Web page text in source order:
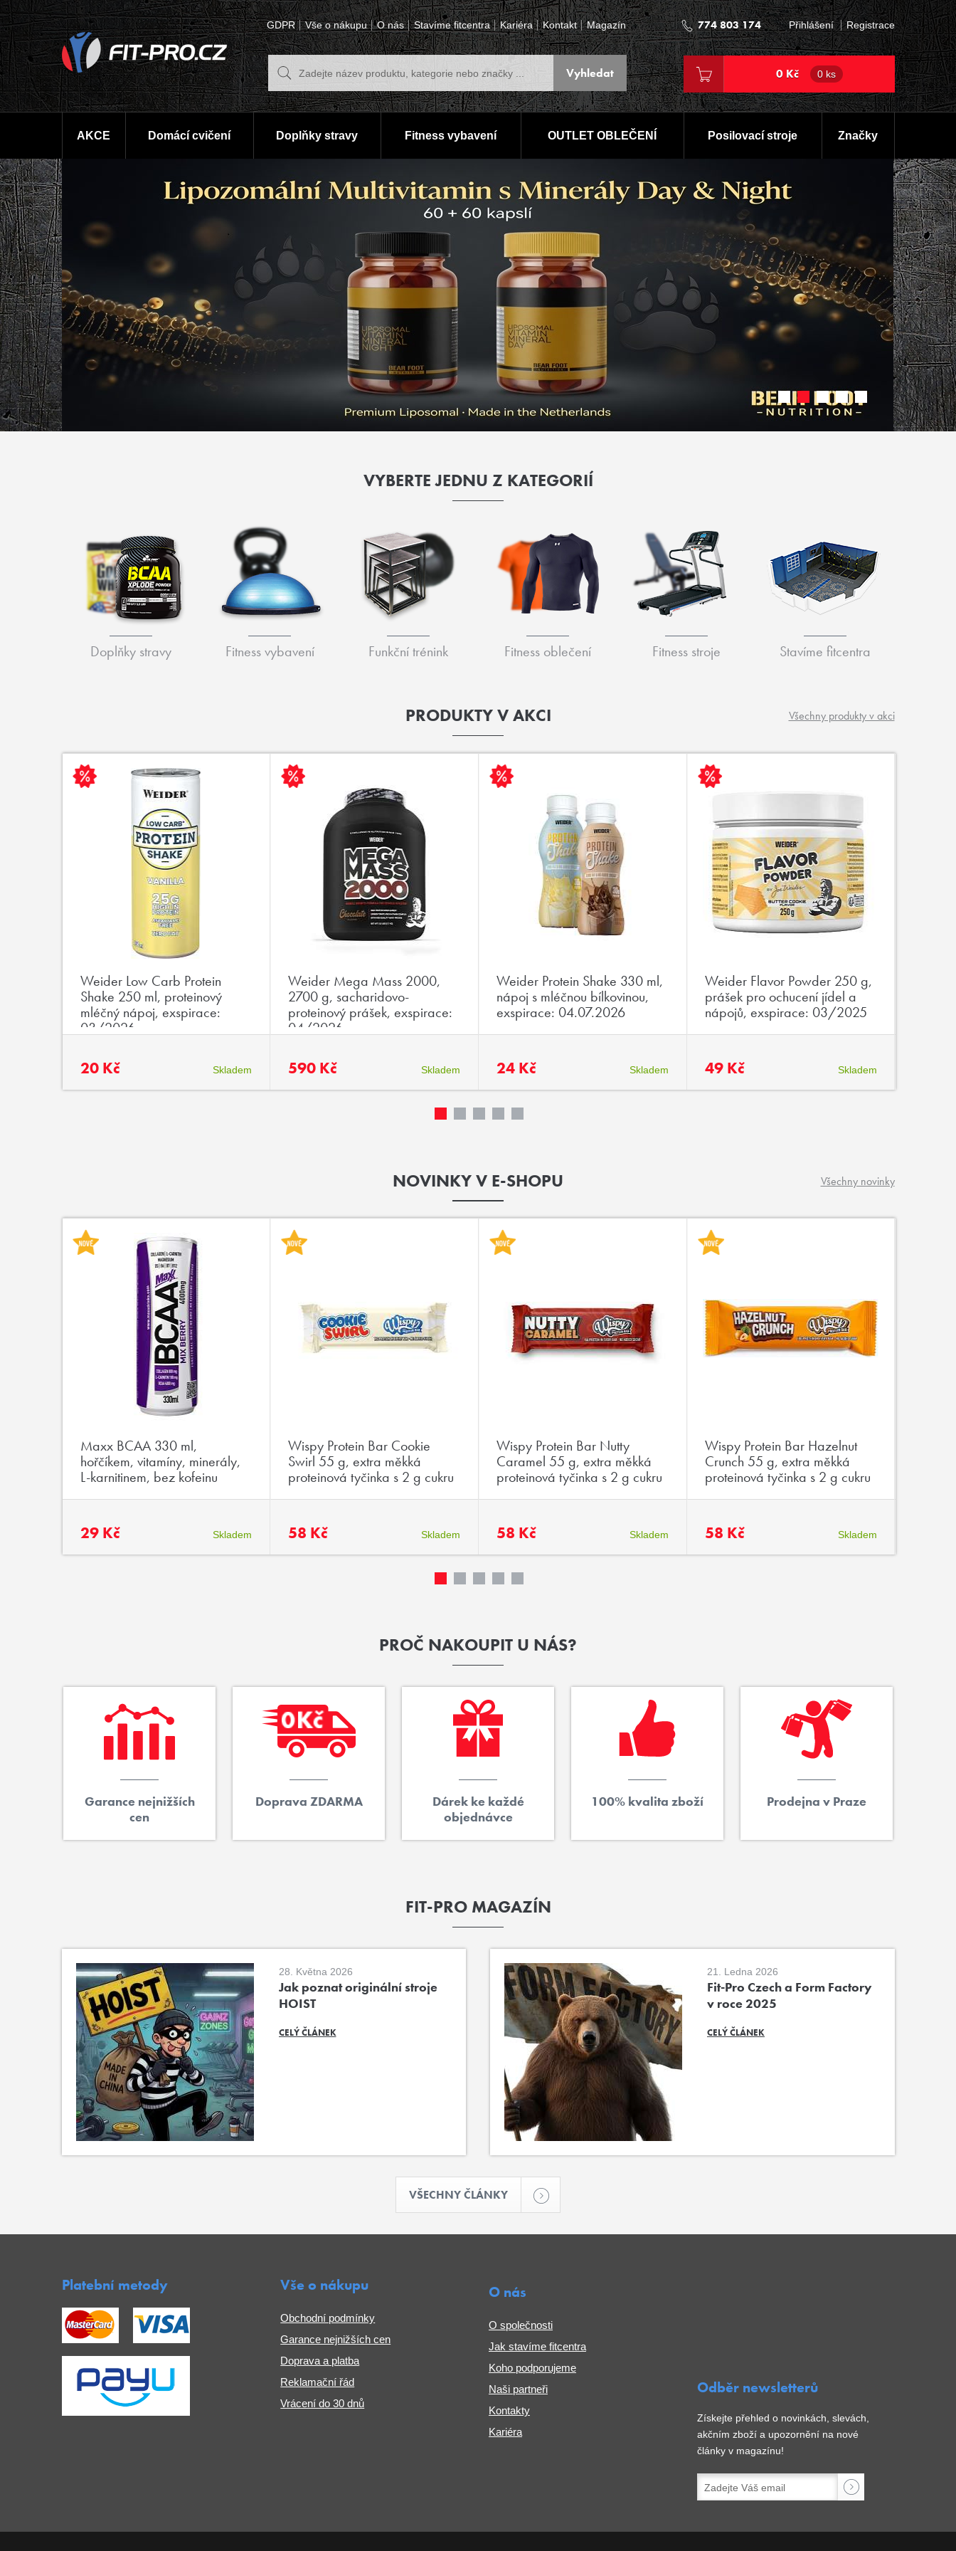
GDPR Vše o nákupu O nás Stavíme fitcentra Kariéra Kontakt Magazín 774 803 174 Přihlášení Registrace
0 Kč 0 ks
AKCE Domácí cvičení Doplňky stravy Fitness vybavení OUTLET OBLEČENÍ Posilovací stroje Značky
VYBERTE JEDNU Z KATEGORIÍ
Doplňky stravy Fitness vybavení Funkční trénink Fitness oblečení Fitness stroje Stavíme fitcentra
PRODUKTY V AKCI Všechny produkty v akci
Weider Low Carb Protein
Shake 250 ml, proteinový
mléčný nápoj, exspirace:
03/2026
20 Kč Skladem
Weider Mega Mass 2000,
2700 g, sacharidovo-
proteinový prášek, exspirace:
04/2026
590 Kč Skladem
Weider Protein Shake 330 ml,
nápoj s mléčnou bílkovinou,
exspirace: 04.07.2026
24 Kč Skladem
Weider Flavor Powder 250 g,
prášek pro ochucení jídel a
nápojů, exspirace: 03/2025
49 Kč Skladem
NOVINKY V E-SHOPU Všechny novinky
Maxx BCAA 330 ml,
hořčíkem, vitamíny, minerály,
L-karnitinem, bez kofeinu
29 Kč Skladem
Wispy Protein Bar Cookie
Swirl 55 g, extra měkká
proteinová tyčinka s 2 g cukru
58 Kč Skladem
Wispy Protein Bar Nutty
Caramel 55 g, extra měkká
proteinová tyčinka s 2 g cukru
58 Kč Skladem
Wispy Protein Bar Hazelnut
Crunch 55 g, extra měkká
proteinová tyčinka s 2 g cukru
58 Kč Skladem
PROČ NAKOUPIT U NÁS?
Garance nejnižších
cen
Doprava ZDARMA
Dárek ke každé
objednávce
100% kvalita zboží Prodejna v Praze
FIT-PRO MAGAZÍN
28. Května 2026
Jak poznat originální stroje
HOIST
CELÝ ČLÁNEK
21. Ledna 2026
Fit-Pro Czech a Form Factory
v roce 2025
CELÝ ČLÁNEK
VŠECHNY ČLÁNKY
Platební metody Vše o nákupu
Obchodní podmínky
Garance nejnižších cen
Doprava a platba
Reklamační řád
Vrácení do 30 dnů
O nás
O společnosti
Jak stavíme fitcentra
Koho podporujeme
Naši partneři
Kontakty
Kariéra
Odběr newsletterů
Získejte přehled o novinkách, slevách,
akčním zboží a upozornění na nové
články v magazínu!